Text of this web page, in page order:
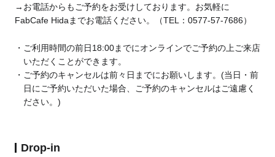
→お電話からもご予約をお受けしております。お気軽に
FabCafe Hidaまでお電話ください。（TEL：0577-57-7686）
ご利用時間の前日18:00までにオンラインでご予約の上ご来店
いただくことができます。
ご予約のキャンセルは前々日までにお願いします。(当日・前
日にご予約いただいた場合、ご予約のキャンセルはご遠慮く
ださい。)
Drop-in